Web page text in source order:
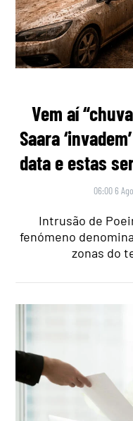
Vem aí
Saara
data e estas
06:00 6
Intrusão de
fenómeno
zonas do